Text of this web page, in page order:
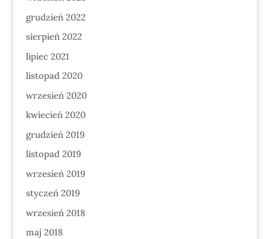
grudzień 2022
sierpień 2022
lipiec 2021
listopad 2020
wrzesień 2020
kwiecień 2020
grudzień 2019
listopad 2019
wrzesień 2019
styczeń 2019
wrzesień 2018
maj 2018